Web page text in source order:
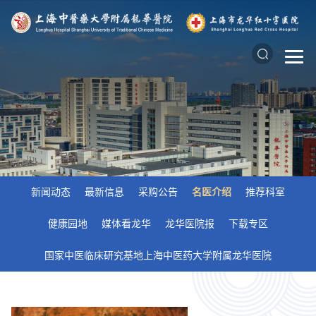
新闻动态 最新信息 采购公告 名医介绍 推荐科室
健康园地 媒体看龙华 龙华医院报 下载专区
国家中医临床研究基地上海中医药大学附属龙华医院